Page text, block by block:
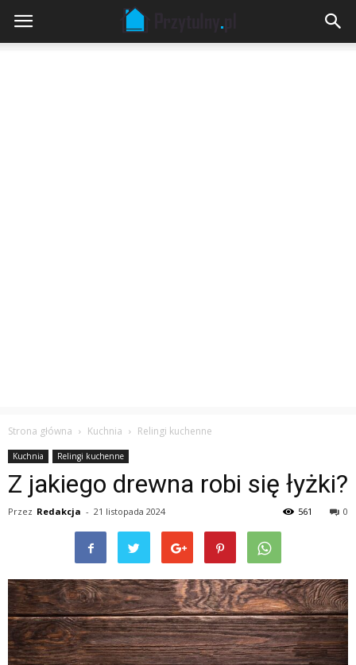
Strona główna Kuchnia Relingi kuchenne
Kuchnia Relingi kuchenne
Z jakiego drewna robi się łyżki?
Przez Redakcja - 21 listopada 2024 0
561